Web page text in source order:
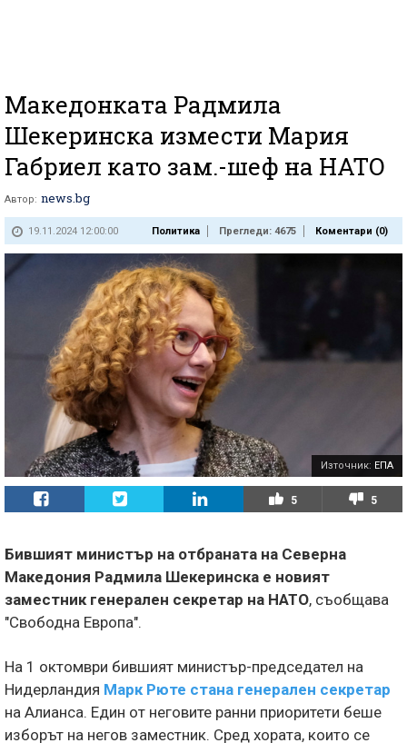
Македонката Радмила
Шекеринска измести Мария
Габриел като зам.-шеф на НАТО
Автор: news.bg
19.11.2024 12:00:00 Политика Прегледи: 4675 Коментари (0)
Източник: ЕПА
5 5
Бившият министър на отбраната на Северна
Македония Радмила Шекеринска е новият
заместник генерален секретар на НАТО, съобщава
"Свободна Eвропа".
На 1 октомври бившият министър-председател на
Нидерландия Марк Рюте стана генерален секретар
на Алианса. Един от неговите ранни приоритети беше
изборът на негов заместник. Сред хората, които се